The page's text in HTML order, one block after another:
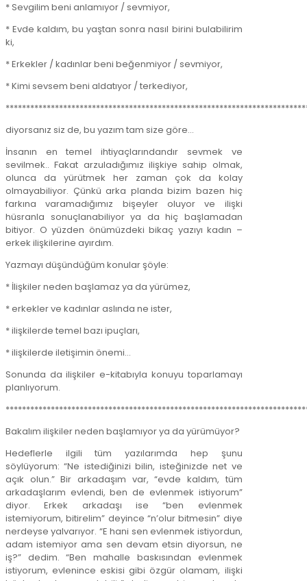
* Sevgilim beni anlamıyor / sevmiyor,
* Evde kaldım, bu yaştan sonra nasıl birini bulabilirim
ki,
* Erkekler / kadınlar beni beğenmiyor / sevmiyor,
* Kimi sevsem beni aldatıyor / terkediyor,
diyorsanız siz de, bu yazım tam size göre…
İnsanın en temel ihtiyaçlarındandır sevmek ve
sevilmek.. Fakat arzuladığımız ilişkiye sahip olmak,
olunca da yürütmek her zaman çok da kolay
olmayabiliyor. Çünkü arka planda bizim bazen hiç
farkına varamadığımız bişeyler oluyor ve ilişki
hüsranla sonuçlanabiliyor ya da hiç başlamadan
bitiyor. O yüzden önümüzdeki bikaç yazıyı kadın –
erkek ilişkilerine ayırdım.
Yazmayı düşündüğüm konular şöyle:
* İlişkiler neden başlamaz ya da yürümez,
* erkekler ve kadınlar aslında ne ister,
* ilişkilerde temel bazı ipuçları,
* ilişkilerde iletişimin önemi…
Sonunda da ilişkiler e-kitabıyla konuyu toparlamayı
planlıyorum.
Bakalım ilişkiler neden başlamıyor ya da yürümüyor?
Hedeflerle ilgili tüm yazılarımda hep şunu
söylüyorum: “Ne istediğinizi bilin, isteğinizde net ve
açık olun.” Bir arkadaşım var, “evde kaldım, tüm
arkadaşlarım evlendi, ben de evlenmek istiyorum”
diyor. Erkek arkadaşı ise “ben evlenmek
istemiyorum, bitirelim” deyince “n’olur bitmesin” diye
nerdeyse yalvarıyor. “E hani sen evlenmek istiyordun,
adam istemiyor ama sen devam etsin diyorsun, ne
iş?” dedim. “Ben mahalle baskısından evlenmek
istiyorum, evlenince eskisi gibi özgür olamam, ilişki